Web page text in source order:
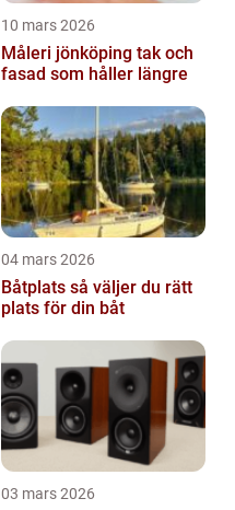
10 mars 2026
Måleri jönköping tak och
fasad som håller längre
04 mars 2026
Båtplats så väljer du rätt
plats för din båt
03 mars 2026